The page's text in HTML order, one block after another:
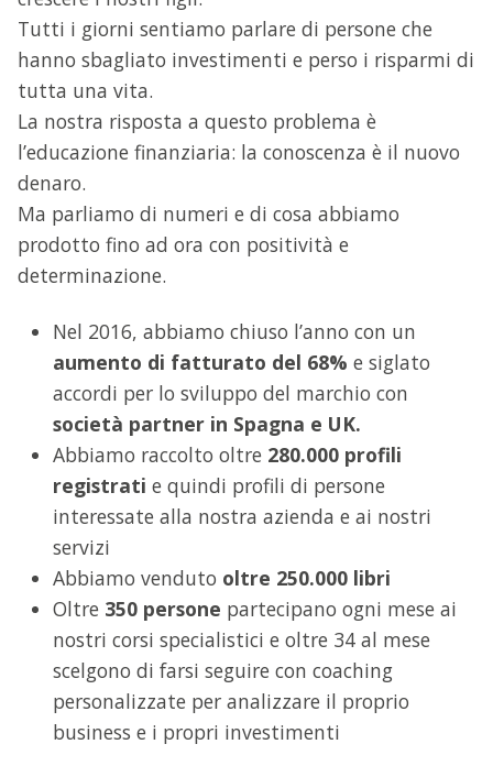
Tutti i giorni sentiamo parlare di persone che
hanno sbagliato investimenti e perso i risparmi di
tutta una vita.
La nostra risposta a questo problema è
l’educazione finanziaria: la conoscenza è il nuovo
denaro.
Ma parliamo di numeri e di cosa abbiamo
prodotto fino ad ora con positività e
determinazione.
Nel 2016, abbiamo chiuso l’anno con un
aumento di fatturato del 68% e siglato
accordi per lo sviluppo del marchio con
società partner in Spagna e UK.
Abbiamo raccolto oltre 280.000 profili
registrati e quindi profili di persone
interessate alla nostra azienda e ai nostri
servizi
Abbiamo venduto oltre 250.000 libri
Oltre 350 persone partecipano ogni mese ai
nostri corsi specialistici e oltre 34 al mese
scelgono di farsi seguire con coaching
personalizzate per analizzare il proprio
business e i propri investimenti